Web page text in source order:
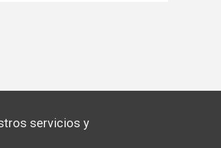
servicios y